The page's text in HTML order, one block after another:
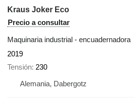
Kraus Joker Eco
Precio a consultar
Maquinaria industrial - encuadernadora
2019
Tensión 230
Alemania, Dabergotz